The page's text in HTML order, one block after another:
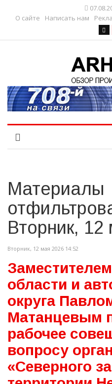
О сайте
Написать нам
Материалы
Вторник, 12
Вторник, 12 мая 2026 14:52
области и
округа
Матанцевым
рабочее
вопросу
«Северного